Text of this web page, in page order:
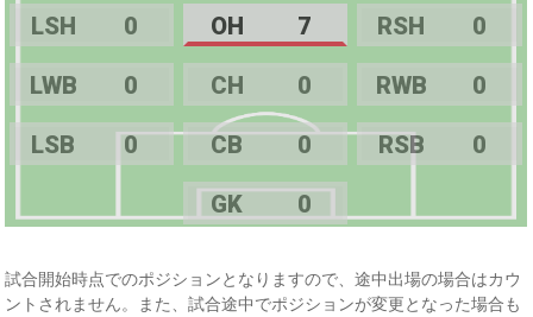
LSH 0 OH 7 RSH 0
LWB 0 CH 0 RWB 0
LSB 0 CB 0 RSB 0
GK 0
試合開始時点でのポジションとなりますので、途中出場の場合はカウ
ントされません。また、試合途中でポジションが変更となった場合も